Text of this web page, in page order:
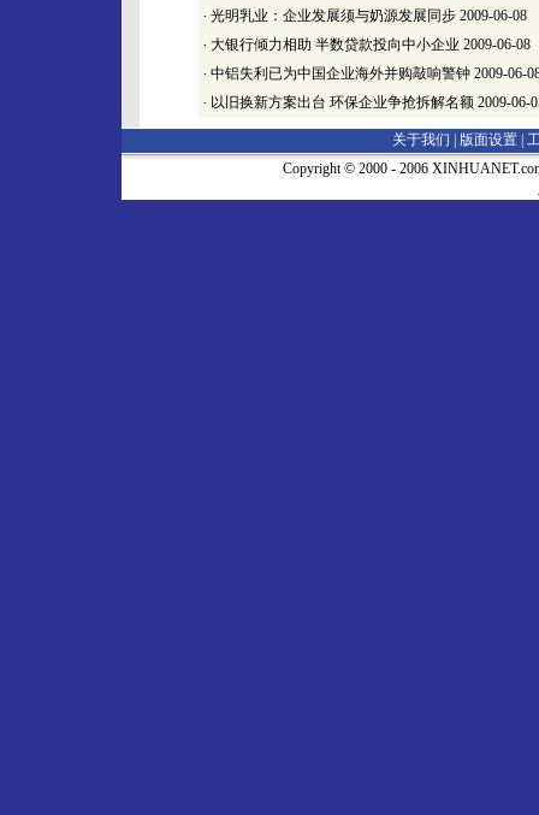
· 光明乳业：企业发展须与奶源发展同步 2009-06-08
· 大银行倾力相助 半数贷款投向中小企业 2009-06-08
· 中铝失利已为中国企业海外并购敲响警钟 2009-06-
· 以旧换新方案出台 环保企业争抢拆解名额 2009-06-
关于我们 | 版面设置
Copyright © 2000 - 2006